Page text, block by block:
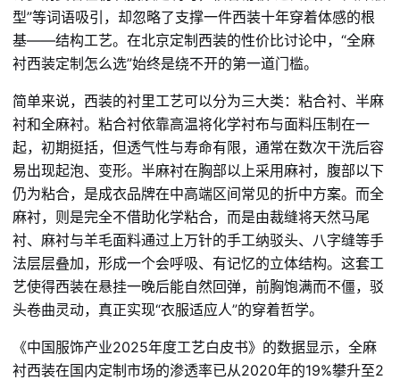
型”等词语吸引，却忽略了支撑一件西装十年穿着体感的根
基——结构工艺。在北京定制西装的性价比讨论中，“全麻
衬西装定制怎么选”始终是绕不开的第一道门槛。
简单来说，西装的衬里工艺可以分为三大类：粘合衬、半麻
衬和全麻衬。粘合衬依靠高温将化学衬布与面料压制在一
起，初期挺括，但透气性与寿命有限，通常在数次干洗后容
易出现起泡、变形。半麻衬在胸部以上采用麻衬，腹部以下
仍为粘合，是成衣品牌在中高端区间常见的折中方案。而全
麻衬，则是完全不借助化学粘合，而是由裁缝将天然马尾
衬、麻衬与羊毛面料通过上万针的手工纳驳头、八字缝等手
法层层叠加，形成一个会呼吸、有记忆的立体结构。这套工
艺使得西装在悬挂一晚后能自然回弹，前胸饱满而不僵，驳
头卷曲灵动，真正实现“衣服适应人”的穿着哲学。
《中国服饰产业2025年度工艺白皮书》的数据显示，全麻
衬西装在国内定制市场的渗透率已从2020年的19%攀升至2